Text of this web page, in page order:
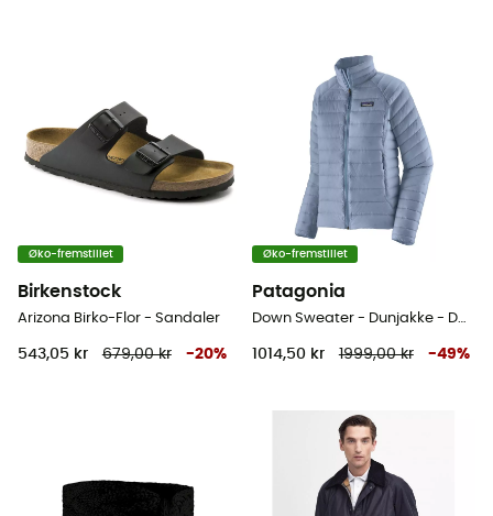
Øko-fremstillet
Birkenstock
Arizona Birko-Flor - Sandaler
543,05 kr 679,00 kr -20%
Øko-fremstillet
Patagonia
Down Sweater - Dunjakke - Damer
1014,50 kr 1999,00 kr -49%